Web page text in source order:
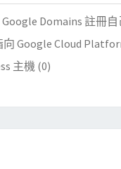
Google Domains 註冊
Google Cloud
主機 (0)